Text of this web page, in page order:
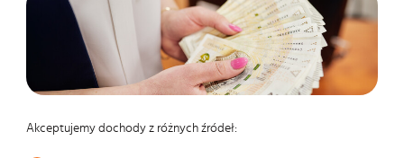
Akceptujemy dochody z różnych źródeł: